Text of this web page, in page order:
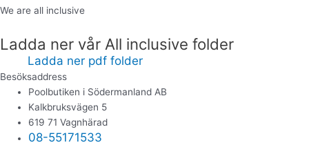
We are all inclusive
Ladda ner vår All inclusive folder
Ladda ner pdf folder
Besöksaddress
Poolbutiken i Södermanland AB
Kalkbruksvägen 5
619 71 Vagnhärad
08-55171533